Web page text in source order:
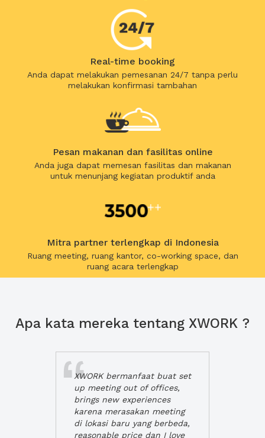
Real-time booking
Anda dapat melakukan pemesanan 24/7 tanpa perlu
melakukan konfirmasi tambahan
Pesan makanan dan fasilitas online
Anda juga dapat memesan fasilitas dan makanan
untuk menunjang kegiatan produktif anda
Mitra partner terlengkap di Indonesia
Ruang meeting, ruang kantor, co-working space, dan
ruang acara terlengkap
Apa kata mereka tentang XWORK ?
XWORK bermanfaat buat set
up meeting out of offices,
brings new experiences
karena merasakan meeting
di lokasi baru yang berbeda,
reasonable price dan I love